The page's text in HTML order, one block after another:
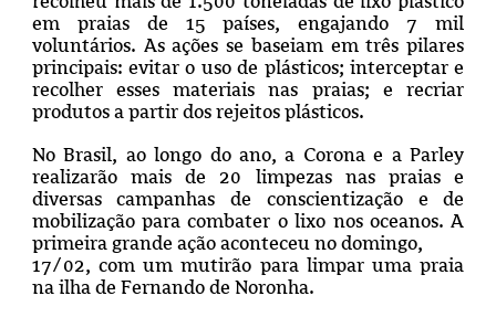
em praias de 15 países, engajando 7 mil
voluntários. As ações se baseiam em três pilares
principais: evitar o uso de plásticos; interceptar e
recolher esses materiais nas praias; e recriar
produtos a partir dos rejeitos plásticos.
No Brasil, ao longo do ano, a Corona e a Parley
realizarão mais de 20 limpezas nas praias e
diversas campanhas de conscientização e de
mobilização para combater o lixo nos oceanos. A
primeira grande ação aconteceu no domingo,
17/02, com um mutirão para limpar uma praia
na ilha de Fernando de Noronha.